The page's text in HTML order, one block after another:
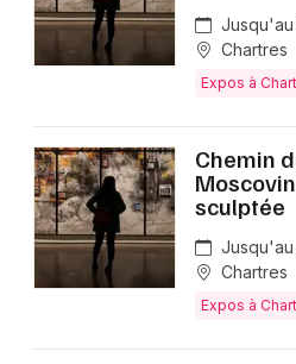
Chartres
Expos à
Chemin
sculptée
Chartres
Expos à